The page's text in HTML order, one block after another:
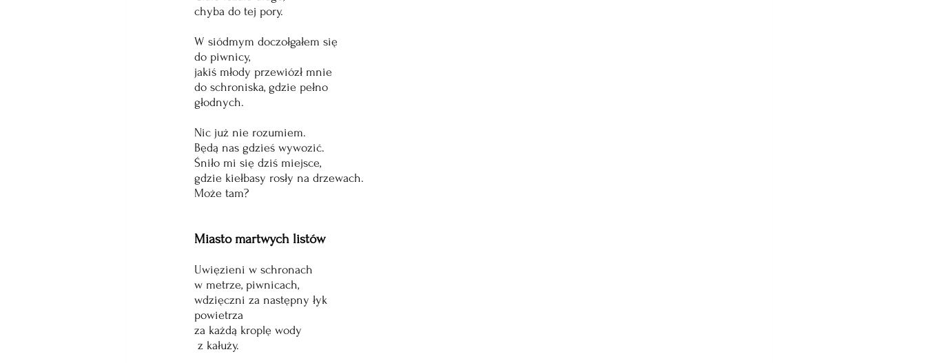
chyba do tej pory.
W siódmym doczołgałem się
do piwnicy,
jakiś młody przewiózł mnie
do schroniska, gdzie pełno
głodnych.
Nic już nie rozumiem.
Będą nas gdzieś wywozić.
Śniło mi się dziś miejsce,
gdzie kiełbasy rosły na drzewach.
Może tam?
Miasto martwych listów
Uwięzieni w schronach
w metrze, piwnicach,
wdzięczni za następny łyk
powietrza
za każdą kroplę wody
z kałuży.